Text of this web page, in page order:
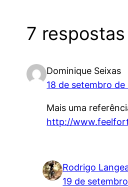
7
Dominique Seixas
18 de setembro de
Mais uma
http://
Rodrigo
19 de